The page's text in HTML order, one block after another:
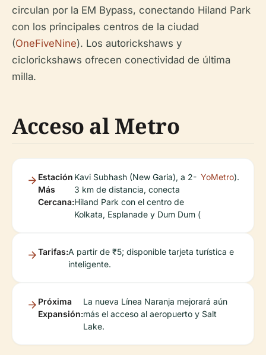
circulan por la EM Bypass, conectando Hiland Park
con los principales centros de la ciudad
(OneFiveNine). Los autorickshaws y
ciclorickshaws ofrecen conectividad de última
milla.
Acceso al Metro
Estación
Más
Cercana:
Kavi Subhash (New Garia), a 2-
3 km de distancia, conecta
Hiland Park con el centro de
Kolkata, Esplanade y Dum Dum (
YoMetro).
Tarifas:A partir de ₹5; disponible tarjeta turística e
inteligente.
Próxima
Expansión:
La nueva Línea Naranja mejorará aún
más el acceso al aeropuerto y Salt
Lake.